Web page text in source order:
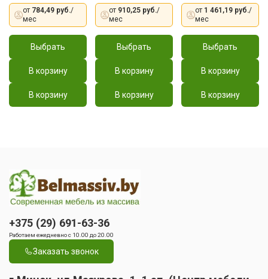
от 784,49 руб./
мес
Выбрать
В корзину
В корзину
от 910,25 руб./
мес
Выбрать
В корзину
В корзину
от 1 461,19 руб./
мес
Выбрать
В корзину
В корзину
+375 (29) 691-63-36
Работаем ежедневно с 10.00 до 20.00
Заказать звонок